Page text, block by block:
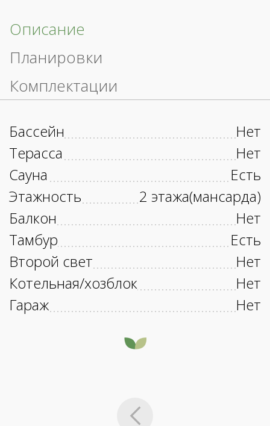
Описание
Планировки
Комплектации
Бассейн
Нет
Терасса
Нет
Сауна
Есть
Этажность
2 этажа(мансарда)
Балкон
Нет
Тамбур
Есть
Второй свет
Нет
Котельная/хозблок
Нет
Гараж
Нет